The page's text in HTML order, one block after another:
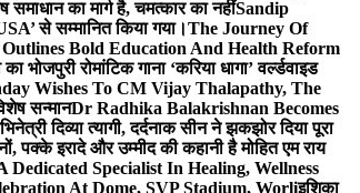
का मार्ग है, चमत्कार का नहींSandip
से सम्मानित किया गया।The Journey Of
Bold Education And Health Reform
रोमांटिक गाना ‘करिया धागा’ वर्ल्डवाइड
Wishes To CM Vijay Thalapathy, The
सन्मानDr Radhika Balakrishnan Becomes
दिव्या त्यागी, दर्दनाक सीन ने झकझोर दिया पूरा
पक्के इरादे और उम्मीद की कहानी है मोहित एम राय
Specialist In Healing, Wellness
At Dome, SVP Stadium, Worliइशिका